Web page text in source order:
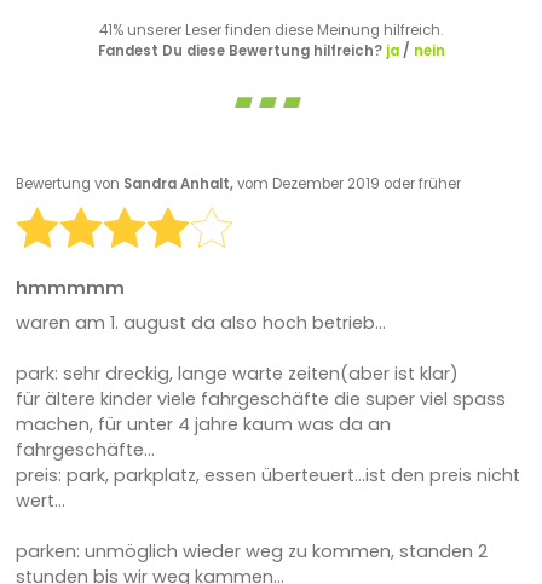
41% unserer Leser finden diese Meinung hilfreich.
Fandest Du diese Bewertung hilfreich? ja/ nein
Bewertung von Sandra Anhalt,vom Dezember 2019 oder früher
hmmmmm
waren am 1. august da also hoch betrieb...
park: sehr dreckig, lange warte zeiten(aber ist klar)
für ältere kinder viele fahrgeschäfte die super viel spass
machen, für unter 4 jahre kaum was da an
fahrgeschäfte...
preis: park, parkplatz, essen überteuert...ist den preis nicht
wert...
parken: unmöglich wieder weg zu kommen, standen 2
stunden bis wir weg kammen...